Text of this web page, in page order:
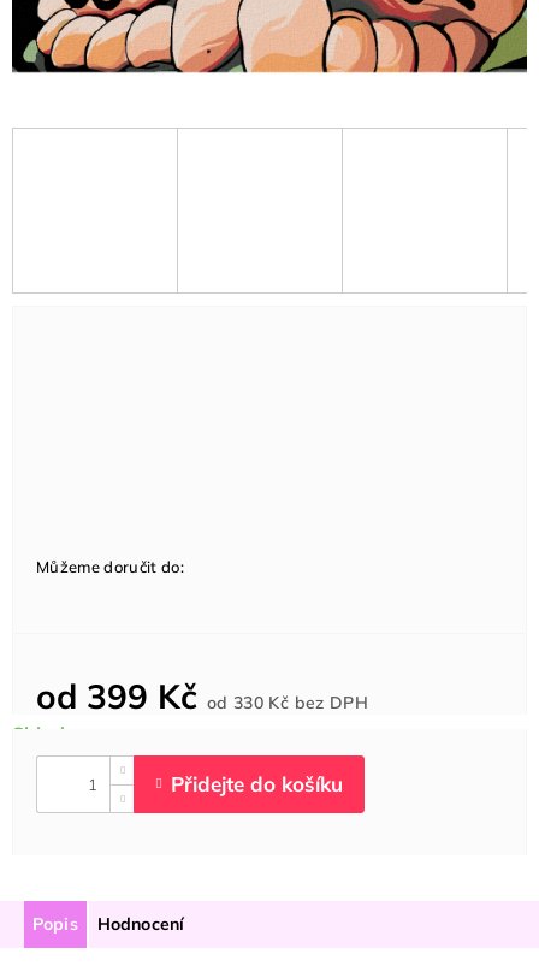
od 399 Kč od330 Kč bez DPHcena:
Můžeme doručit do:
Popis Hodnocení